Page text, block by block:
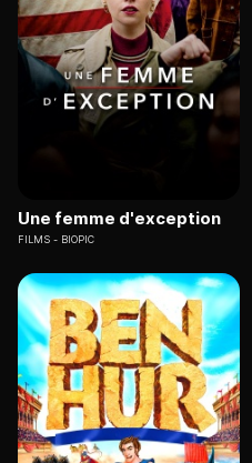
Une femme d'exception
FILMS BIOPIC